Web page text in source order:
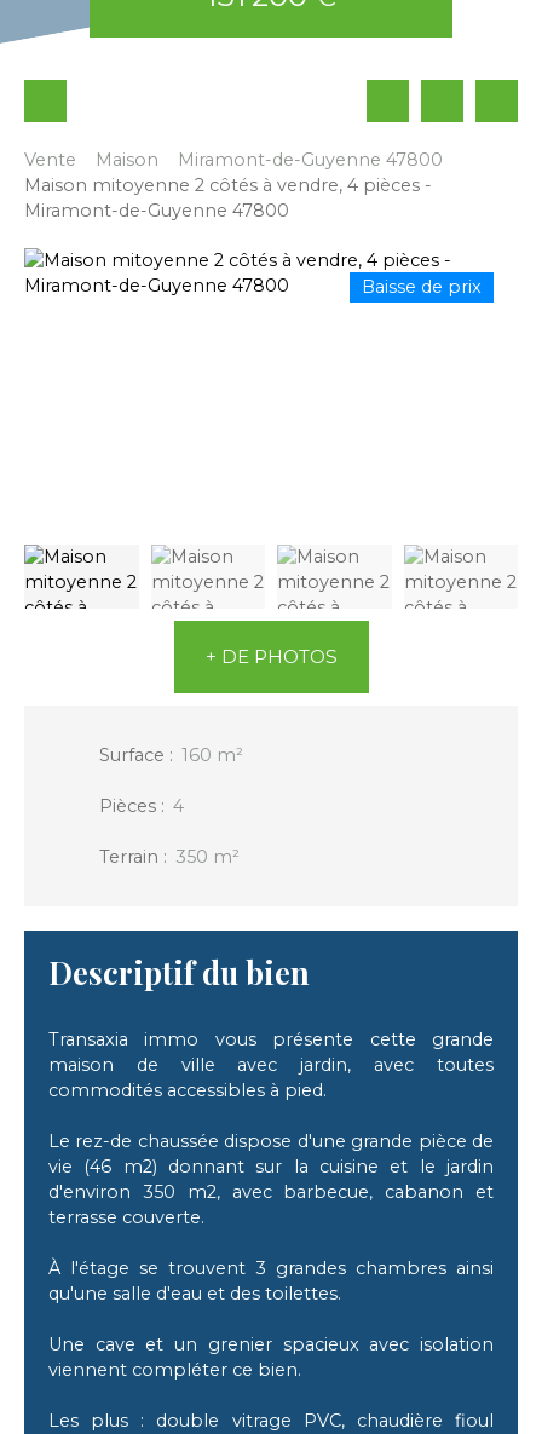
Vente Maison
Miramont-de-Guyenne 47800
Maison mitoyenne 2 côtés à vendre, 4 pièces -
Miramont-de-Guyenne 47800
Baisse de prix
+ DE PHOTOS
Surface : 160 m²
Pièces : 4
Terrain : 350 m²
Descriptif du bien
Transaxia immo vous présente cette grande
maison de ville avec jardin, avec toutes
commodités accessibles à pied.
Le rez-de chaussée dispose d'une grande pièce de
vie (46 m2) donnant sur la cuisine et le jardin
d'environ 350 m2, avec barbecue, cabanon et
terrasse couverte.
À l'étage se trouvent 3 grandes chambres ainsi
qu'une salle d'eau et des toilettes.
Une cave et un grenier spacieux avec isolation
viennent compléter ce bien.
Les plus : double vitrage PVC, chaudière fioul